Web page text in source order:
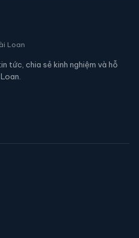
Loan
tức, chia sẻ kinh nghiệm và hỗ